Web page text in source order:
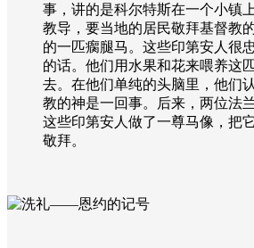
事，讲的是科尔特斯在一个小镇
教导，要当地的居民敬拜基督教
的一匹瘸腿马。这些印第安人很
的话。他们用水果和花来喂养这
去。在他们单纯的头脑里，他们
教的神是一回事。后来，两位法
这些印第安人做了一尊马像，把
敬拜。